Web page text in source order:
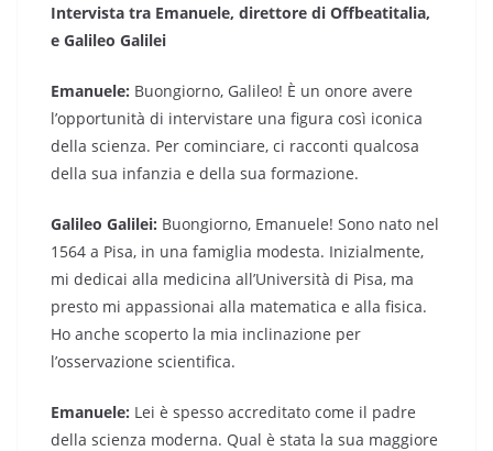
Intervista tra Emanuele, direttore di Offbeatitalia,
e Galileo Galilei
Emanuele: Buongiorno, Galileo! È un onore avere
l’opportunità di intervistare una figura così iconica
della scienza. Per cominciare, ci racconti qualcosa
della sua infanzia e della sua formazione.
Galileo Galilei: Buongiorno, Emanuele! Sono nato nel
1564 a Pisa, in una famiglia modesta. Inizialmente,
mi dedicai alla medicina all’Università di Pisa, ma
presto mi appassionai alla matematica e alla fisica.
Ho anche scoperto la mia inclinazione per
l’osservazione scientifica.
Emanuele: Lei è spesso accreditato come il padre
della scienza moderna. Qual è stata la sua maggiore